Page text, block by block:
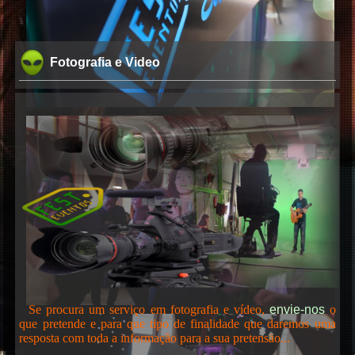
Fotografia e Video
Se procura um serviço em fotografia e vídeo, envie-noso
que pretende e para que tipo de finalidade que daremos uma
resposta com toda a informação para a sua pretensão...